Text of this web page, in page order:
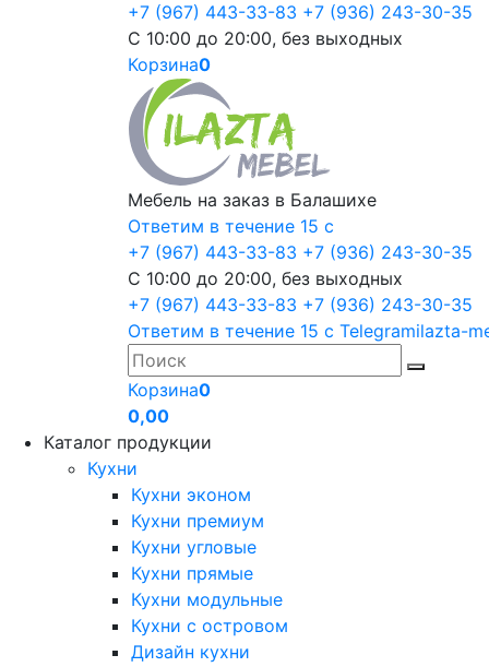
+7 (967) 443-33-83 +7 (936) 243-30-35
С 10:00 до 20:00, без выходных
Корзина0
Мебель на заказ в Балашихе
Ответим в течение 15 с
+7 (967) 443-33-83 +7 (936) 243-30-35
С 10:00 до 20:00, без выходных
+7 (967) 443-33-83 +7 (936) 243-30-35
Ответим в течение 15 с Telegramilazta-
Корзина0
0,00
Каталог продукции
Кухни
Кухни эконом
Кухни премиум
Кухни угловые
Кухни прямые
Кухни модульные
Кухни с островом
Дизайн кухни